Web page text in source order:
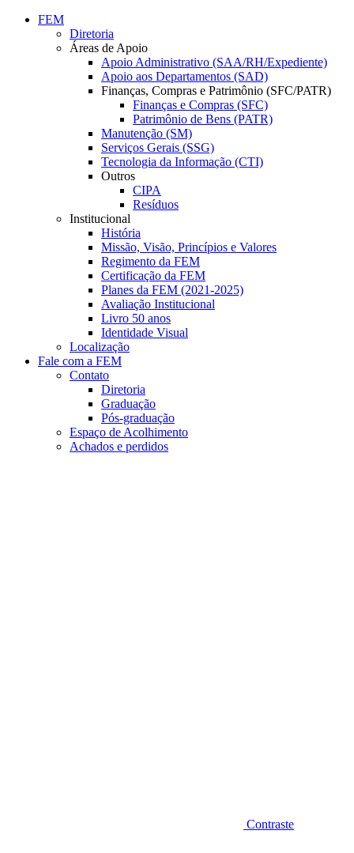
Conteúdo principal
FEM
Diretoria
Áreas de Apoio
Apoio Administrativo (SAA/RH/Expediente)
Apoio aos Departamentos (SAD)
Finanças, Compras e Patrimônio (SFC/PATR)
Finanças e Compras (SFC)
Patrimônio de Bens (PATR)
Manutenção (SM)
Serviços Gerais (SSG)
Tecnologia da Informação (CTI)
Outros
CIPA
Resíduos
Institucional
História
Missão, Visão, Princípios e Valores
Regimento da FEM
Certificação da FEM
Planes da FEM (2021-2025)
Avaliação Institucional
Livro 50 anos
Identidade Visual
Localização
Fale com a FEM
Contato
Diretoria
Graduação
Pós-graduação
Espaço de Acolhimento
Achados e perdidos
Contraste